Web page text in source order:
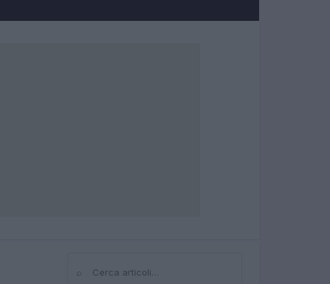
⌕Cerca